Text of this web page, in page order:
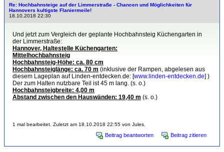
Re: Hochbahnsteige auf der Limmerstraße - Chancen und Möglichkeiten für
Hannovers kultigste Flaniermeile!
18.10.2018 22:30
Und jetzt zum Vergleich der geplante Hochbahnsteig Küchengarten in
der Limmerstraße:
Hannover, Haltestelle Küchengarten:
Mittelhochbahnsteig
Hochbahnsteig-Höhe: ca. 80 cm
Hochbahnsteiglänge: ca. 70 m (inklusive der Rampen, abgelesen aus
diesem Lageplan auf Linden-entdecken.de: [www.linden-entdecken.de] )
Der zum Halten nutzbare Teil ist 45 m lang. (s. o.)
Hochbahnsteigbreite: 4,00 m
Abstand zwischen den Hauswänden: 19,40 m (s. o.)
1 mal bearbeitet. Zuletzt am 18.10.2018 22:55 von Jules.
Beitrag beantworten Beitrag zitieren